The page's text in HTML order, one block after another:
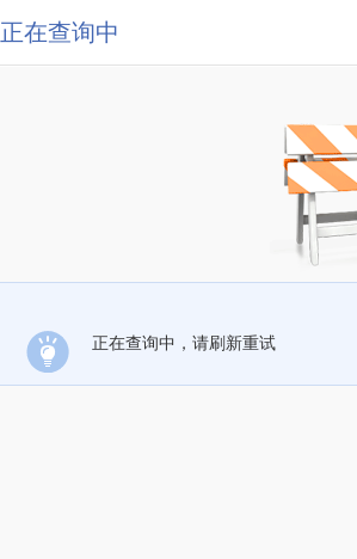
正在查询中
正在查询中，请刷新重试